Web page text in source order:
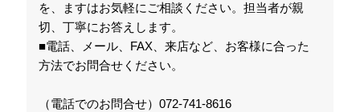
を、ますはお気軽にご相談ください。担当者が親
切、丁寧にお答えします。
■電話、メール、FAX、来店など、お客様に合った
方法でお問合せください。
（電話でのお問合せ）072-741-8616